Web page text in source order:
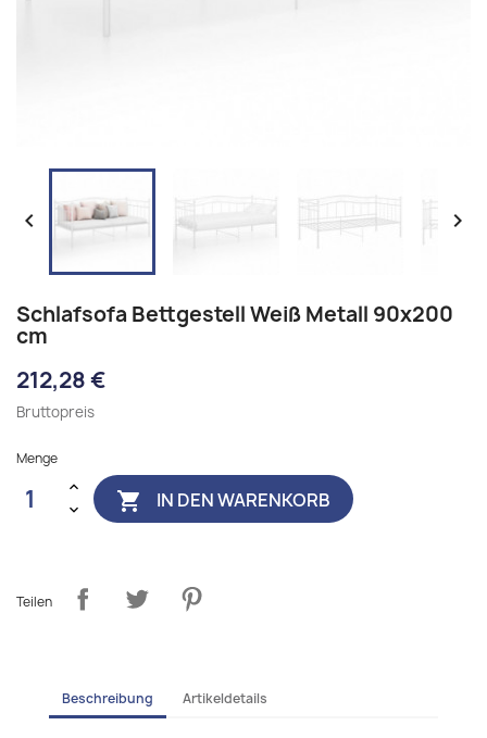
 
Schlafsofa Bettgestell Weiß Metall 90x200
cm
212,28 €
Bruttopreis
Menge
 IN DEN WARENKORB
Teilen
Beschreibung Artikeldetails